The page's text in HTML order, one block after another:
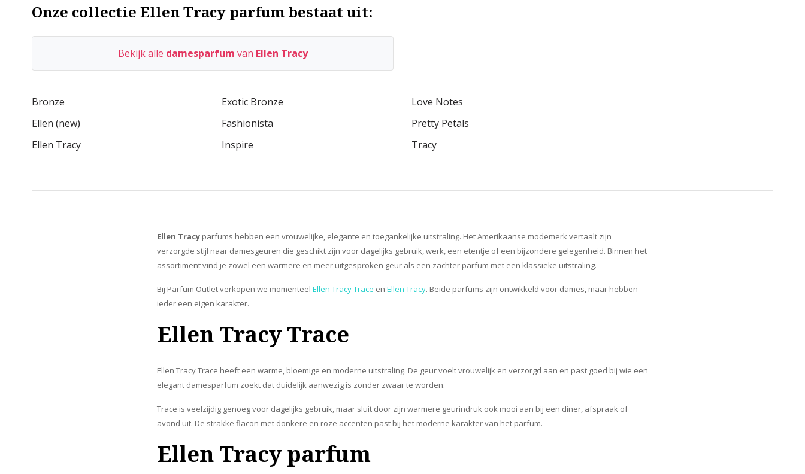
Onze collectie Ellen Tracy parfum bestaat uit:
Bekijk alle damesparfum van Ellen Tracy
Bronze
Ellen (new)
Ellen Tracy
Exotic Bronze
Fashionista
Inspire
Love Notes
Pretty Petals
Tracy
Ellen Tracy parfums hebben een vrouwelijke, elegante en toegankelijke uitstraling. Het Amerikaanse modemerk vertaalt zijn
verzorgde stijl naar damesgeuren die geschikt zijn voor dagelijks gebruik, werk, een etentje of een bijzondere gelegenheid. Binnen het
assortiment vind je zowel een warmere en meer uitgesproken geur als een zachter parfum met een klassieke uitstraling.
Bij Parfum Outlet verkopen we momenteel Ellen Tracy Trace en Ellen Tracy. Beide parfums zijn ontwikkeld voor dames, maar hebben
ieder een eigen karakter.
Ellen Tracy Trace
Ellen Tracy Trace heeft een warme, bloemige en moderne uitstraling. De geur voelt vrouwelijk en verzorgd aan en past goed bij wie een
elegant damesparfum zoekt dat duidelijk aanwezig is zonder zwaar te worden.
Trace is veelzijdig genoeg voor dagelijks gebruik, maar sluit door zijn warmere geurindruk ook mooi aan bij een diner, afspraak of
avond uit. De strakke flacon met donkere en roze accenten past bij het moderne karakter van het parfum.
Ellen Tracy parfum